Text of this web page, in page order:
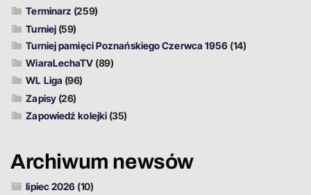
Terminarz (259)
Turniej (59)
Turniej pamięci Poznańskiego Czerwca 1956 (14)
WiaraLechaTV (89)
WL Liga (96)
Zapisy(26)
Zapowiedź kolejki (35)
Archiwum newsów
lipiec 2026 (10)